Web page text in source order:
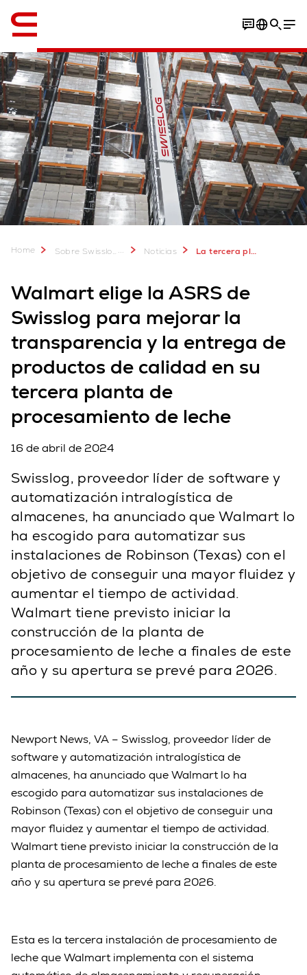
Home Sobre Swisslog ... Noticias La tercera planta lechera de Walmart recibe el impulso de Swisslog con su solución ASRS y SynQ
Walmart elige la ASRS de
Swisslog para mejorar la
transparencia y la entrega de
productos de calidad en su
tercera planta de
procesamiento de leche
16 de abril de 2024
Swisslog, proveedor líder de software y
automatización intralogística de
almacenes, ha anunciado que Walmart lo
ha escogido para automatizar sus
instalaciones de Robinson (Texas) con el
objetivo de conseguir una mayor fluidez y
aumentar el tiempo de actividad.
Walmart tiene previsto iniciar la
construcción de la planta de
procesamiento de leche a finales de este
año y su apertura se prevé para 2026.
Newport News, VA – Swisslog, proveedor líder de
software y automatización intralogística de
almacenes, ha anunciado que Walmart lo ha
escogido para automatizar sus instalaciones de
Robinson (Texas) con el objetivo de conseguir una
mayor fluidez y aumentar el tiempo de actividad.
Walmart tiene previsto iniciar la construcción de la
planta de procesamiento de leche a finales de este
año y su apertura se prevé para 2026.
Esta es la tercera instalación de procesamiento de
leche que Walmart implementa con el sistema